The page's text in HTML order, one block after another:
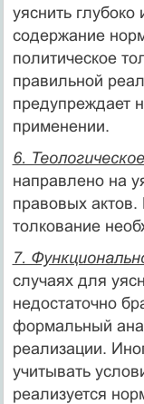
уяснить
содержание
политическое
правильной
предупреждает
применении.
6.
направлено на
правовых актов.
толкование
7.
случаях для
недостаточно
формальный
реализации.
учитывать
реализуется